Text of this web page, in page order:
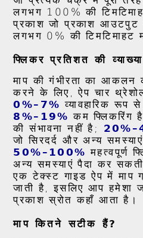
लगभग 100% की
प्रकाश जो प्रकाश आउटपुट
लगभग 0% की टिमटिमाहट
फ्लिकर प्रतिशत की
माप की गंभीरता का
करने के लिए, ऐप चार
0%–7% व्यावहारिक रूप
8%–19% कम फ्लिकरिंग
की संभावना नहीं है;
जो सिरदर्द और अन्य
50%–100% महत्वपूर्ण
अन्य समस्याएं पैदा कर
एक टेक्स्ट गाइड ऐप में माप
जाती है, इसलिए आप हमेशा
प्रकाश स्रोत कहाँ आता है।
माप कितने सटीक हैं?